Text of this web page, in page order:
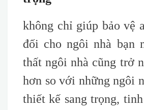
không chỉ giúp bảo vệ
đối cho ngôi nhà bạn
thất ngôi nhà cũng trở
hơn so với những ngôi
thiết kế sang trọng,